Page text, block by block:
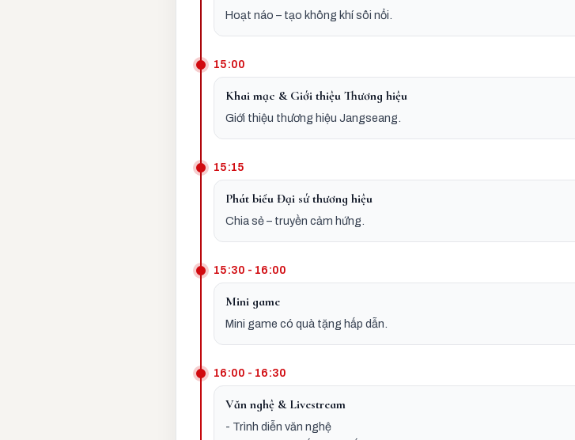
Hoạt náo – tạo không khí sôi nổi.
15:00
Khai mạc & Giới thiệu Thương hiệu
Giới thiệu thương hiệu Jangseang.
15:15
Phát biểu Đại sứ thương hiệu
Chia sẻ – truyền cảm hứng.
15:30 - 16:00
Mini game
Mini game có quà tặng hấp dẫn.
16:00 - 16:30
Văn nghệ & Livestream
- Trình diễn văn nghệ